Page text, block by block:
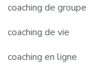
coaching de groupe
coaching de vie
coaching en ligne